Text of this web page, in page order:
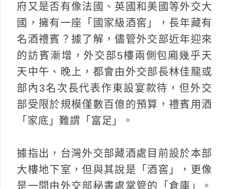
府又是否有像法國、英國和美國等外交大
國，擁有一座「國家級酒窖」，長年藏有
名酒禮賓？據了解，儘管外交部近年迎來
的訪賓漸增，外交部5樓兩側包廂幾乎天
天中午、晚上，都會由外交部長林佳龍或
部內3名次長代表作東設宴款待，但外交
部受限於規模僅數百億的預算，禮賓用酒
「家底」難謂「富足」。
據指出，台灣外交部藏酒處目前設於本部
大樓地下室，但與其說是「酒窖」，更像
是一間由外交部秘書處掌管的「倉庫」。